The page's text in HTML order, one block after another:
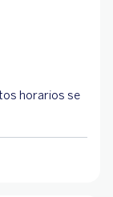
horarios se